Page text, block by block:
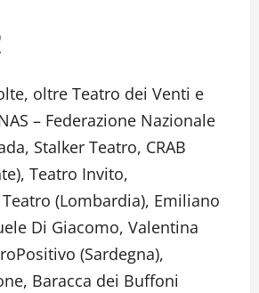
oltre Teatro dei Venti e
– Federazione Nazionale
Stalker Teatro, CRAB
Teatro Invito,
(Lombardia), Emiliano
Di Giacomo, Valentina
(Sardegna),
Baracca dei Buffoni